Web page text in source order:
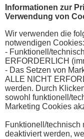
Informationen zur
Verwendung von
Wir verwenden die
notwendigen Cookies:
- Funktionell/
ERFORDERLICH
- Das Setzen von
ALLE NICHT
werden. Durch
sowohl funktionell/
Marketing Cookies
Funktionell/technisch
deaktiviert werden,